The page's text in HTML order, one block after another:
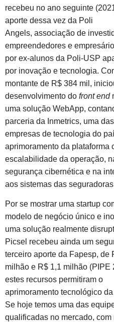
recebeu no ano seguinte
aporte dessa vez da Poli
Angels, associação de
empreendedores e
por ex-alunos da Poli-USP
por inovação e tecnologia.
montante de R$ 384 mil,
desenvolvimento do front end
uma solução WebApp,
parceria da Inmetrics, uma
empresas de tecnologia do
aprimoramento da plataforma
escalabilidade da operação,
segurança cibernética e na
aos sistemas das
Por se mostrar uma startup
modelo de negócio único e
uma solução realmente
Picsel recebeu ainda um
terceiro aporte da Fapesp, de
milhão e R$ 1,1 milhão (PIPE
estes recursos permitiram o
aprimoramento tecnológico
Se hoje temos uma das
qualificadas no mercado, com